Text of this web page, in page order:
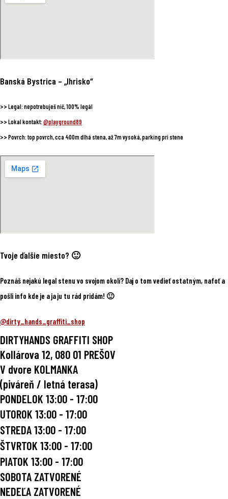
Banská Bystrica – „Ihrisko“
>> Legal: nepotrebuješ nič, 100% legál
>> Lokal kontakt: @playground89
>> Povrch: top povrch, cca 400m dlhá stena, až 7m vysoká, parking pri stene
Tvoje ďalšie miesto? 🙂
Poznáš nejakú legal stenu vo svojom okolí? Daj o tom vedieť ostatným, nafoť a
pošli info kde je a ja ju tu rád pridám! 🙂
@dirty_hands_graffiti_shop
DIRTYHANDS GRAFFITI SHOP
Kollárova 12, 080 01 PREŠOV
V dvore KOLMANKA
(piváreň / letná terasa)
PONDELOK 13:00 - 17:00
UTOROK 13:00 - 17:00
STREDA13:00 - 17:00
ŠTVRTOK 13:00 - 17:00
PIATOK 13:00 - 17:00
SOBOTA ZATVORENÉ
NEDEĽA ZATVORENÉ